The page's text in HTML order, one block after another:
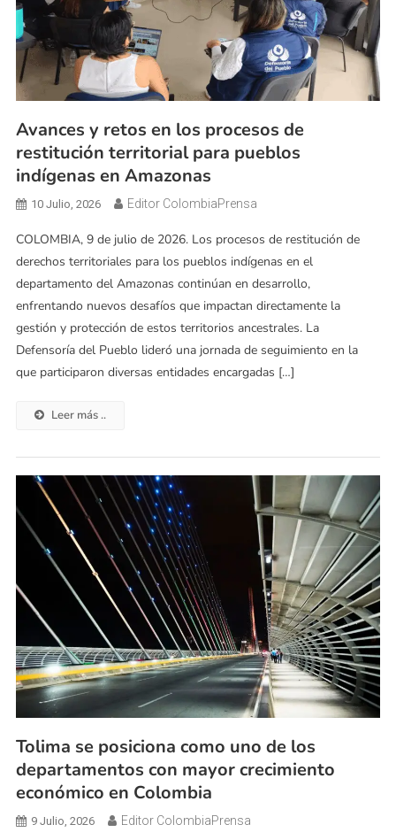
Avances y retos en los procesos de
restitución territorial para pueblos
indígenas en Amazonas
10 Julio, 2026 Editor ColombiaPrensa
COLOMBIA, 9 de julio de 2026. Los procesos de restitución de
derechos territoriales para los pueblos indígenas en el
departamento del Amazonas continúan en desarrollo,
enfrentando nuevos desafíos que impactan directamente la
gestión y protección de estos territorios ancestrales. La
Defensoría del Pueblo lideró una jornada de seguimiento en la
que participaron diversas entidades encargadas […]
Leer más ..
Tolima se posiciona como uno de los
departamentos con mayor crecimiento
económico en Colombia
9 Julio, 2026 Editor ColombiaPrensa